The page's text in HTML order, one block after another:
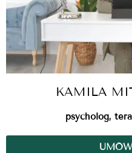
KAMILA
psycholog,